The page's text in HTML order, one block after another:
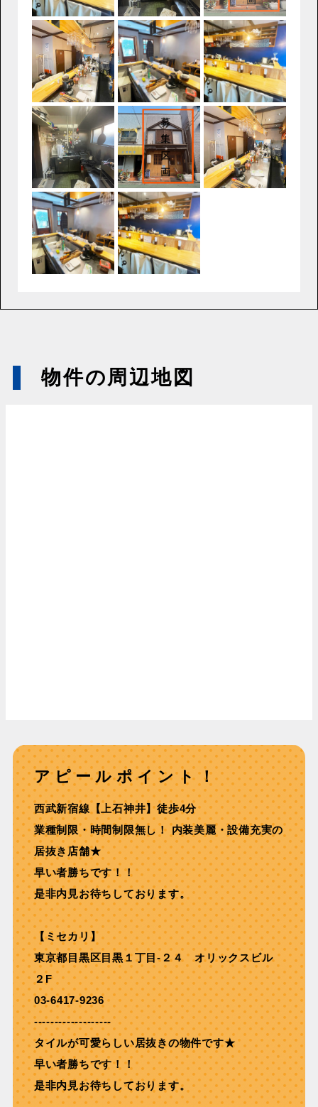
物件の周辺地図
アピールポイント！
⻄武新宿線【上⽯神井】徒歩4分
業種制限・時間制限無し！ 内装美麗・設備充実の
居抜き店舗★
早い者勝ちです！！
是非内見お待ちしております。
【ミセカリ】
東京都目黒区目黒１丁目-２４ オリックスビル
２F
03-6417-9236
-------------------
タイルが可愛らしい居抜きの物件です★
早い者勝ちです！！
是非内見お待ちしております。